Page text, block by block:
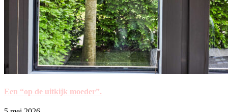
Een “op de uitkijk moeder”.